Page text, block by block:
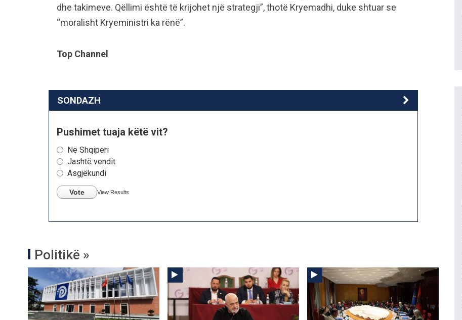
dhe takimeve. Qëllimi është të krijohet një strategji”, thotë Kryemadhi, duke shtuar se
“moralisht Kryeministri ka rënë”.
Top Channel
SONDAZH
Pushimet tuaja këtë vit?
Në Shqipëri
Jashtë vendit
Asgjëkundi
Vote View Results
Politikë »